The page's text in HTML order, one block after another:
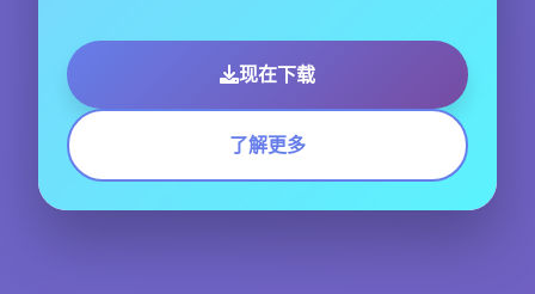
现在下载
了解更多